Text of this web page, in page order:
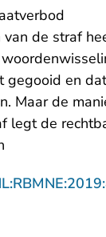
de straf
gegooid en
Maar de
legt de